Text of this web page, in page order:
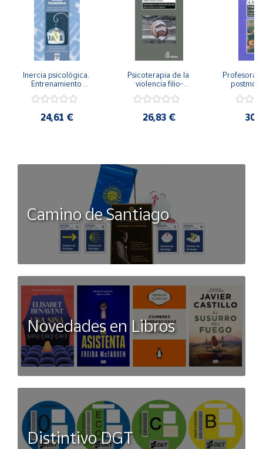
Inercia psicológica.
Entrenamiento
Igualdad de Género.
24,61 €
Psicoterapia de la
violencia filio-
secreto y la
26,83 €
Camino de Santiago
Novedades en Libros
Distintivo DGT